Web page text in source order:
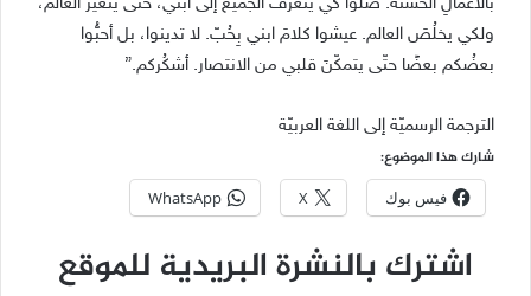
بالأعمالِ الحسنة. صلُّوا كي يتعرَّفَ الجميعُ إلى ابني، حتّى يتغيَّرَ العالم،
ولكي يخلُصَ العالم. عيشوا كلامَ ابني بِحُبّ. لا تدينوا، بل أحبُّوا
بعضُكم بعضًا حتّى يتمكّنَ قلبي من الانتصار. أشكُركم.”
الترجمة الرسميّة إلى اللغة العربيّة
شارك هذا الموضوع:
فيس بوك X
WhatsApp
اشترك بالنشرة البريدية للموقع